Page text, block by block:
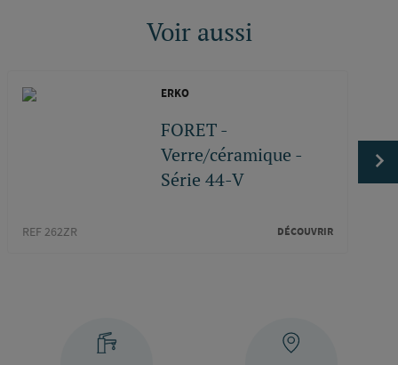
Voir aussi
ERKO
FORET -
Verre/céramique -
Série 44-V
REF 262ZR DÉCOUVRIR